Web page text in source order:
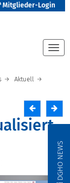
Mitglieder-Login
DGHO NEWS
Aktuell